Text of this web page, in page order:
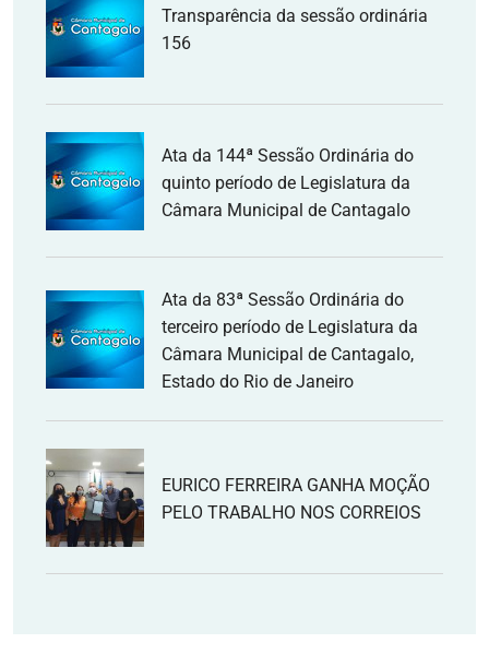
Transparência da sessão ordinária
156
Ata da 144ª Sessão Ordinária do
quinto período de Legislatura da
Câmara Municipal de Cantagalo
Ata da 83ª Sessão Ordinária do
terceiro período de Legislatura da
Câmara Municipal de Cantagalo,
Estado do Rio de Janeiro
EURICO FERREIRA GANHA MOÇÃO
PELO TRABALHO NOS CORREIOS